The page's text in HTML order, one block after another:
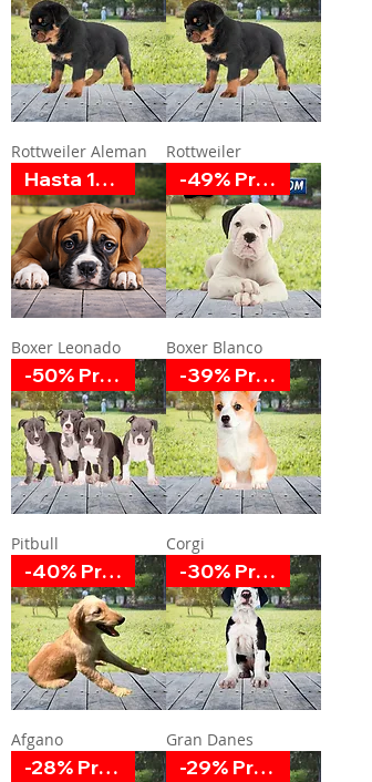
Rottweiler Aleman Rottweiler
Hasta 12 MSI
Boxer Leonado
-49% Promoción
Boxer Blanco
-50% Promoción
Pitbull
-39% Promoción
Corgi
-40% Promoción
Afgano
-30% Promoción
Gran Danes
-28% Promoción -29% Promoción